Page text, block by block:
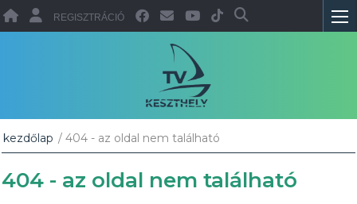
REGISZTRÁCIÓ
kezdőlap / 404 - az oldal nem található
404 - az oldal nem található